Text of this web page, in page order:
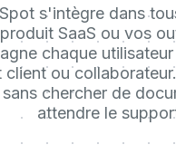
s'intègre dans
SaaS ou vos
chaque
ou
chercher de
attendre le